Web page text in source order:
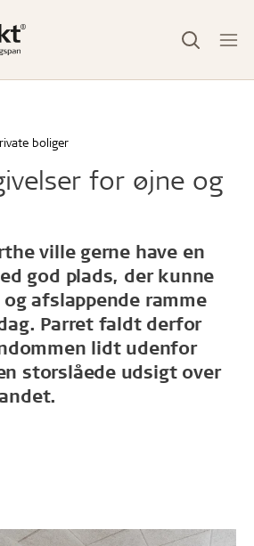
boliger
for øjne og
ville gerne have en
god plads, der kunne
afslappende ramme
Parret faldt derfor
lidt udenfor
storslåede udsigt over